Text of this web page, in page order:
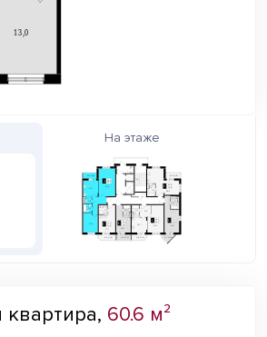
На этаже
квартира, 60.6 м²